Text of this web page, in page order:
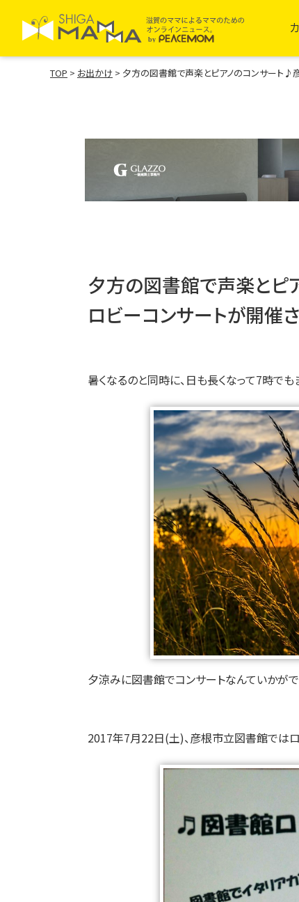
TOP > お出かけ > 夕方の図書館で声楽とピアノのコンサート♪
夕方の図書館で声楽とピ
ロビーコンサートが開催さ
暑くなるのと同時に、日も長くなって7時でも
夕涼みに図書館でコンサートなんていかがで
2017年7月22日(土)、彦根市立図書館では